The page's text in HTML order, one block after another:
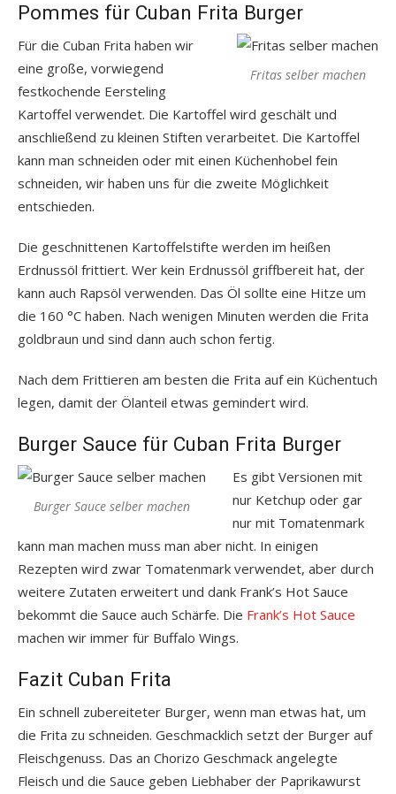
Pommes für Cuban Frita Burger
Fritas selber machen
Für die Cuban Frita haben wir
eine große, vorwiegend
festkochende Eersteling
Kartoffel verwendet. Die Kartoffel wird geschält und
anschließend zu kleinen Stiften verarbeitet. Die Kartoffel
kann man schneiden oder mit einen Küchenhobel fein
schneiden, wir haben uns für die zweite Möglichkeit
entschieden.
Die geschnittenen Kartoffelstifte werden im heißen
Erdnussöl frittiert. Wer kein Erdnussöl griffbereit hat, der
kann auch Rapsöl verwenden. Das Öl sollte eine Hitze um
die 160 °C haben. Nach wenigen Minuten werden die Frita
goldbraun und sind dann auch schon fertig.
Nach dem Frittieren am besten die Frita auf ein Küchentuch
legen, damit der Ölanteil etwas gemindert wird.
Burger Sauce für Cuban Frita Burger
Burger Sauce selber machen
Es gibt Versionen mit
nur Ketchup oder gar
nur mit Tomatenmark
kann man machen muss man aber nicht. In einigen
Rezepten wird zwar Tomatenmark verwendet, aber durch
weitere Zutaten erweitert und dank Frank’s Hot Sauce
bekommt die Sauce auch Schärfe. Die Frank’s Hot Sauce
machen wir immer für Buffalo Wings.
Fazit Cuban Frita
Ein schnell zubereiteter Burger, wenn man etwas hat, um
die Frita zu schneiden. Geschmacklich setzt der Burger auf
Fleischgenuss. Das an Chorizo Geschmack angelegte
Fleisch und die Sauce geben Liebhaber der Paprikawurst